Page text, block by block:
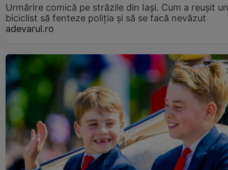
Urmărire comică pe străzile din Iași. Cum a reușit un
biciclist să fenteze poliția și să se facă nevăzut
adevarul.ro